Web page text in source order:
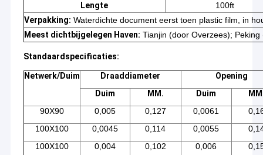
Producten
Ongeveer ons
Lengte
100ft
Verpakking: Waterdichte document eerst toen plastic film, in
Meest dichtbijgelegen Haven: Tianjin (door Overzees);
Standaardspecificaties:
Netwerk/Duim Draaddiameter
Opening
Duim
MM. Duim
90X90
0,005 0,127 0,0061
100X100
0,0045 0,114 0,0055
100X100
0,004 0,102 0,006
Anping Qianpu Wire Mesh Products Co., Ltd.
is een bedrijf dat
metalen netten produceert met hoofdkantoor in China.
De productie van diverse metalen gaasproducten, waaronder
gaas van roestvrij staal, gaas van koper, gaas van nikkel, gaas